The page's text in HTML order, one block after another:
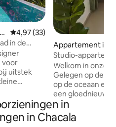
Gemiddelde beoordeling van
4,97 (33)
in de
voor
uitstek
totale
met een
Appartement in
Studio-
oceaan 400
Welkom in onze
Gelegen op de
op de oceaan en
een gloednieuwe
prachtige
aanvulling op de
kasten. Allemaal
in
in Chacala